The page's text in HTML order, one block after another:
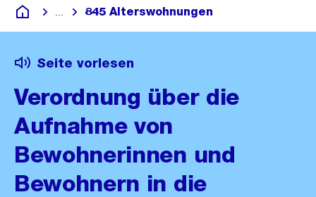
Deutsch
Blende alle Breadcrumbs ein
845 Alterswohnungen
Seite vorlesen
Verordnung über die
Aufnahme von
Bewohnerinnen und
Bewohnern in die